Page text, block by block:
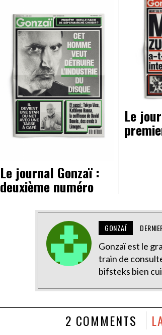
Le journal Gonzaï :
deuxième numéro
Le
GONZAÏ
Gonzaï est le
train de
bifsteks bien
2 COMMENTS